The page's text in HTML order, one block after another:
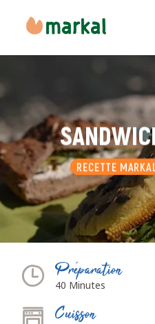
RECETTE
Préparation
40 Minutes
Cuisson